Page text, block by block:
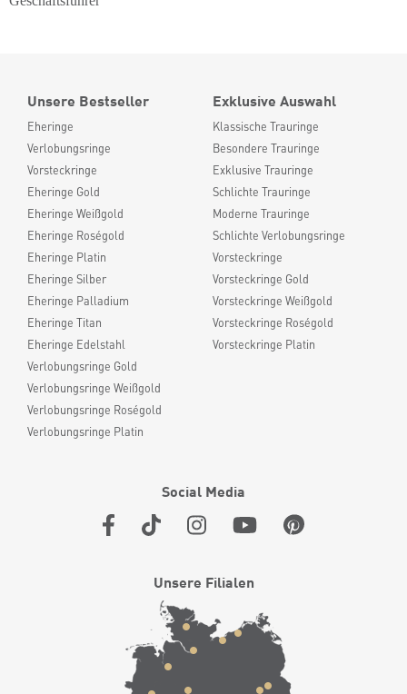
Unsere Bestseller
Eheringe
Verlobungsringe
Vorsteckringe
Eheringe Gold
Eheringe Weißgold
Eheringe Roségold
Eheringe Platin
Eheringe Silber
Eheringe Palladium
Eheringe Titan
Eheringe Edelstahl
Verlobungsringe Gold
Verlobungsringe Weißgold
Verlobungsringe Roségold
Verlobungsringe Platin
Exklusive Auswahl
Klassische Trauringe
Besondere Trauringe
Exklusive Trauringe
Schlichte Trauringe
Moderne Trauringe
Schlichte Verlobungsringe
Vorsteckringe
Vorsteckringe Gold
Vorsteckringe Weißgold
Vorsteckringe Roségold
Vorsteckringe Platin
Social Media
Unsere Filialen